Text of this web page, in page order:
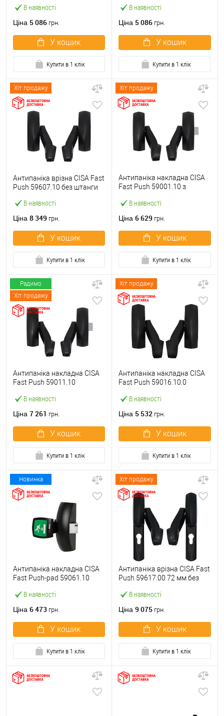
В наявності
чорний із замком та ручкою
Ціна 5 086 грн.
У кошик
Купити в 1 клік
В наявності
червоний із замком та
Ціна 5 086 грн.
У кошик
Купити в 1 клік
Хіт продажу
В наявності
Антипаніка врізна CISA Fast
Push 59607.10 без штанги
Ціна 8 349 грн.
У кошик
Купити в 1 клік
Хіт продажу
В наявності
Антипаніка накладна CISA
Fast Push 59001.10 з
Ціна 6 629 грн.
У кошик
Купити в 1 клік
Радимо
Хіт продажу
В наявності
Антипаніка накладна CISA
Fast Push 59011.10
штанги
Ціна 7 261 грн.
У кошик
Купити в 1 клік
Хіт продажу
В наявності
Антипаніка накладна CISA
Fast Push 59016.10.0
штанги
Ціна 5 532 грн.
У кошик
Купити в 1 клік
Новинка
В наявності
Антипаніка накладна CISA
Fast Push-pad 59061.10
Ціна 6 473 грн.
У кошик
Купити в 1 клік
Хіт продажу
В наявності
Антипаніка врізна CISA Fast
Push 59617.00 72 мм без
Ціна 9 075 грн.
У кошик
Купити в 1 клік